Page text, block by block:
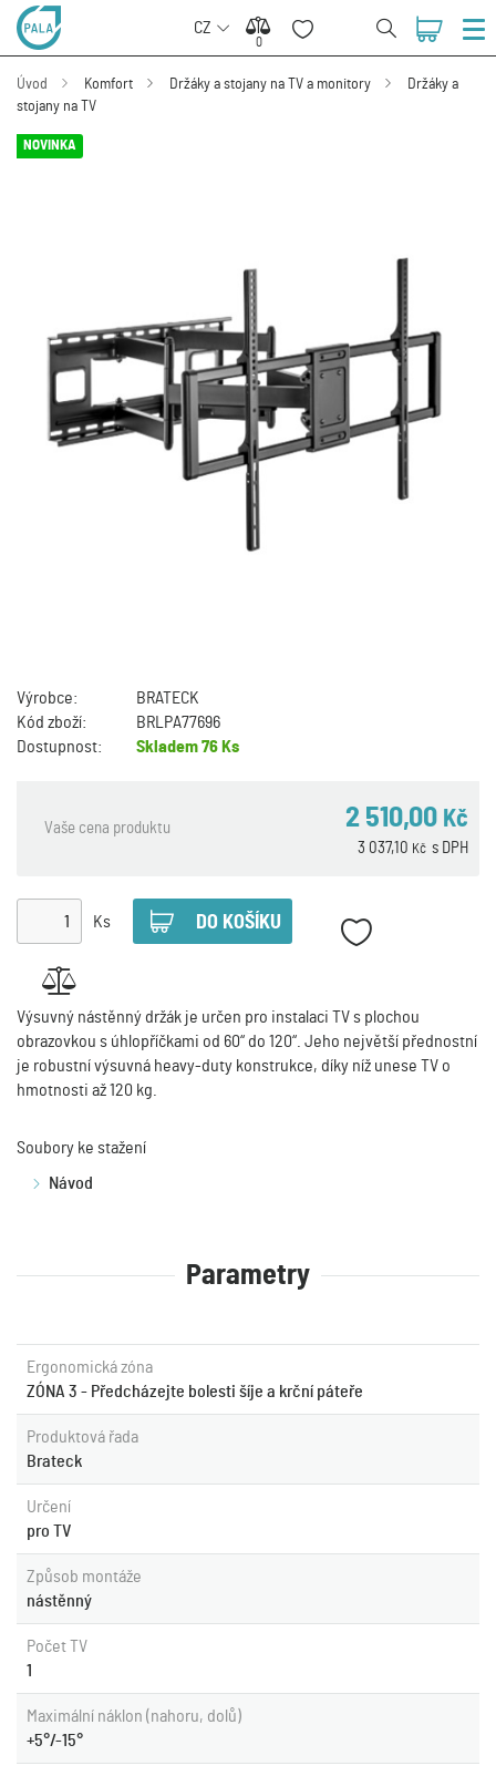
CZ
0
0
Úvod Komfort Držáky a stojany na TV a monitory
Držáky a
stojany na TV
NOVINKA
Výrobce:
BRATECK
Kód zboží:
BRLPA77696
Dostupnost:
Skladem76 Ks
Vaše cena produktu 2 510,00 Kč
s DPH
3 037,10 Kč
Ks
Výsuvný nástěnný držák je určen pro instalaci TV s plochou
obrazovkou s úhlopříčkami od 60“ do 120“. Jeho největší přednostní
je robustní výsuvná heavy-duty konstrukce, díky níž unese TV o
hmotnosti až 120 kg.
Soubory ke stažení
Návod
Parametry
Ergonomická zóna
ZÓNA 3 - Předcházejte bolesti šíje a krční páteře
Produktová řada
Brateck
Určení
pro TV
Způsob montáže
nástěnný
Počet TV
1
Maximální náklon (nahoru, dolů)
+5°/-15°